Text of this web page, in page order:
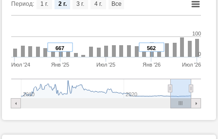
Период:
562
667
Июл '24 Янв '25 Июл '25 Янв '26 Июл '26
2010 2020
0
100
1 г. 2 г. 3 г. 4 г. Все